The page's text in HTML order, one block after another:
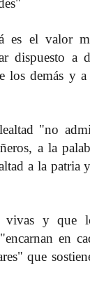
es el valor
dispuesto a
los demás y a
"no
a la
a la patria
vivas y que
en
que